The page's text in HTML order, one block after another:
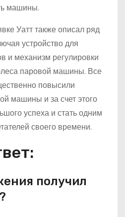
машины.
Уатт также описал ряд
устройство для
и механизм регулировки
паровой машины. Все
повысили
машины и за счет этого
успеха и стать одним
своего времени.
получил